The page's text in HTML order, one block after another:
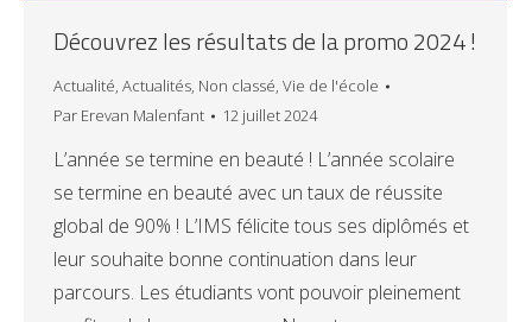
Découvrez les résultats de la promo 2024 !
Actualité, Actualités, Non classé, Vie de l'école
Par Erevan Malenfant 12 juillet 2024
L’année se termine en beauté ! L’année scolaire
se termine en beauté avec un taux de réussite
global de 90% ! L’IMS félicite tous ses diplômés et
leur souhaite bonne continuation dans leur
parcours. Les étudiants vont pouvoir pleinement